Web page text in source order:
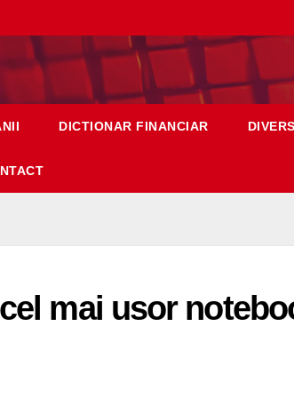
DICTIONAR FINANCIAR
mai usor